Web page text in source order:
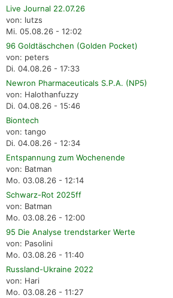
Live Journal 22.07.26
von: lutzs
Mi. 05.08.26 - 12:02
96 Goldtäschchen (Golden Pocket)
von: peters
Di. 04.08.26 - 17:33
Newron Pharmaceuticals S.P.A. (NP5)
von: Halothanfuzzy
Di. 04.08.26 - 15:46
Biontech
von: tango
Di. 04.08.26 - 12:34
Entspannung zum Wochenende
von: Batman
Mo. 03.08.26 - 12:14
Schwarz-Rot 2025ff
von: Batman
Mo. 03.08.26 - 12:00
95 Die Analyse trendstarker Werte
von: Pasolini
Mo. 03.08.26 - 11:40
Russland-Ukraine 2022
von: Hari
Mo. 03.08.26 - 11:27